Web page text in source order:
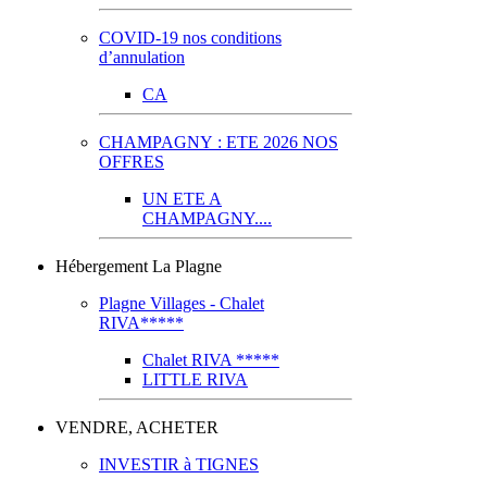
COVID-19 nos conditions
d’annulation
CA
CHAMPAGNY : ETE 2026 NOS
OFFRES
UN ETE A
CHAMPAGNY....
Hébergement La Plagne
Plagne Villages - Chalet
RIVA*****
Chalet RIVA *****
LITTLE RIVA
VENDRE, ACHETER
INVESTIR à TIGNES